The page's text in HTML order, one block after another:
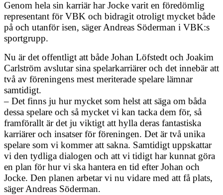
Genom hela sin karriär har Jocke varit en föredömlig
representant för VBK och bidragit otroligt mycket både
på och utanför isen, säger Andreas Söderman i VBK:s
sportgrupp.
Nu är det offentligt att både Johan Löfstedt och Joakim
Carlström avslutar sina spelarkarriärer och det innebär att
två av föreningens mest meriterade spelare lämnar
samtidigt.
– Det finns ju hur mycket som helst att säga om båda
dessa spelare och så mycket vi kan tacka dem för, så
framförallt är det ju viktigt att hylla deras fantastiska
karriärer och insatser för föreningen. Det är två unika
spelare som vi kommer att sakna. Samtidigt uppskattar
vi den tydliga dialogen och att vi tidigt har kunnat göra
en plan för hur vi ska hantera en tid efter Johan och
Jocke. Den planen arbetar vi nu vidare med att få plats,
säger Andreas Söderman.